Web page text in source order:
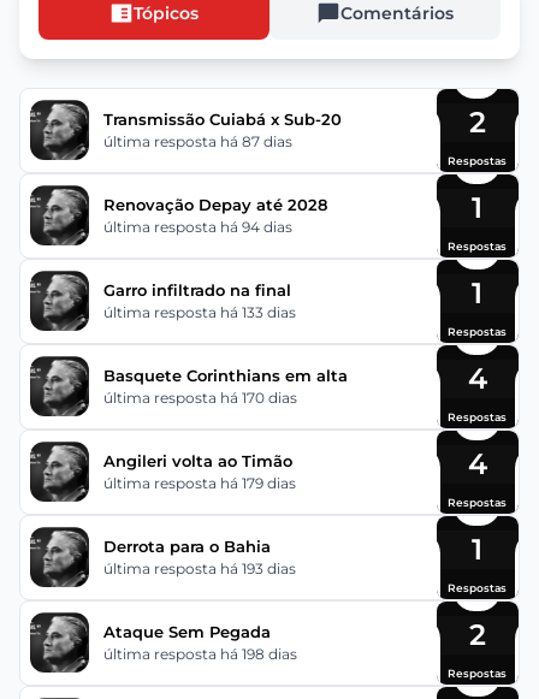
Tópicos Comentários
Transmissão Cuiabá x Sub-20
última resposta há 87 dias
2
Respostas
Renovação Depay até 2028
última resposta há 94 dias
1
Respostas
Garro infiltrado na final
última resposta há 133 dias
1
Respostas
Basquete Corinthians em alta
última resposta há 170 dias
4
Respostas
Angileri volta ao Timão
última resposta há 179 dias
4
Respostas
Derrota para o Bahia
última resposta há 193 dias
1
Respostas
Ataque Sem Pegada
última resposta há 198 dias
2
Respostas